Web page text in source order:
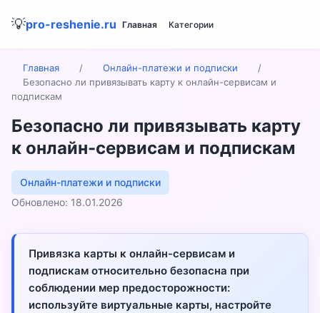
💡pro-reshenie.ru Главная Категории
Главная / Онлайн-платежи и подписки
/
Безопасно ли привязывать карту к онлайн-сервисам и
подпискам
Безопасно ли привязывать карту
к онлайн-сервисам и подпискам
Онлайн-платежи и подписки
Обновлено: 18.01.2026
Привязка карты к онлайн-сервисам и
подпискам относительно безопасна при
соблюдении мер предосторожности:
используйте виртуальные карты, настройте